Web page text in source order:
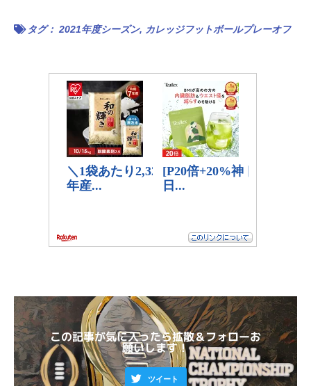
タグ： 2021年度シーズン, カレッジフットボールプレーオフ
この記事が気に入ったら拡散＆フォローお
願いします！
ツイート